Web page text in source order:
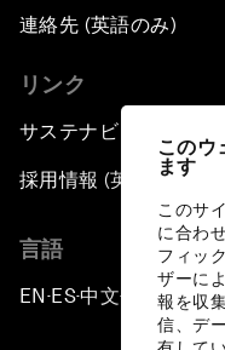
このウ
ます
このサ
に合わ
フィッ
ザーに
報を収
信、デ
連絡先 (英語のみ)
リンク
サステナビリティへの
採用情報 (英語のみ)
言語
EN ▪ES▪中文▪ 日本語